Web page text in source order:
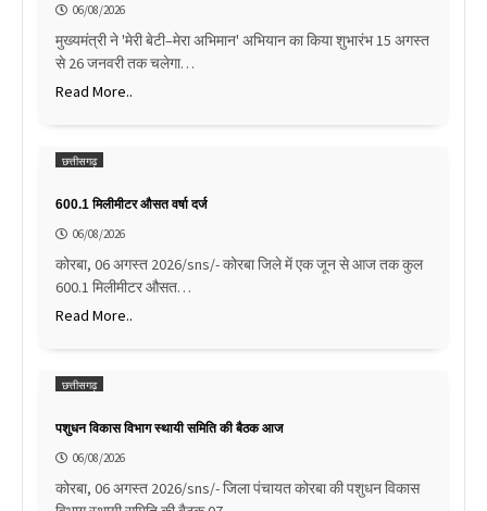
06/08/2026
मुख्यमंत्री ने 'मेरी बेटी–मेरा अभिमान' अभियान का किया शुभारंभ 15 अगस्त
से 26 जनवरी तक चलेगा…
Read More..
छत्तीसगढ़
600.1 मिलीमीटर औसत वर्षा दर्ज
06/08/2026
कोरबा, 06 अगस्त 2026/sns/- कोरबा जिले में एक जून से आज तक कुल
600.1 मिलीमीटर औसत…
Read More..
छत्तीसगढ़
पशुधन विकास विभाग स्थायी समिति की बैठक आज
06/08/2026
कोरबा, 06 अगस्त 2026/sns/- जिला पंचायत कोरबा की पशुधन विकास